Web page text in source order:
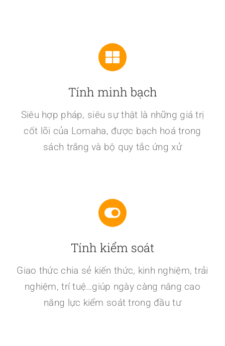
Tính minh bạch
Siêu hợp pháp, siêu sự thật là những giá trị
cốt lõi của Lomaha, được bạch hoá trong
sách trắng và bộ quy tắc ứng xử
Tính kiểm soát
Giao thức chia sẻ kiến thức, kinh nghiệm, trải
nghiệm, trí tuệ…giúp ngày càng nâng cao
năng lực kiểm soát trong đầu tư